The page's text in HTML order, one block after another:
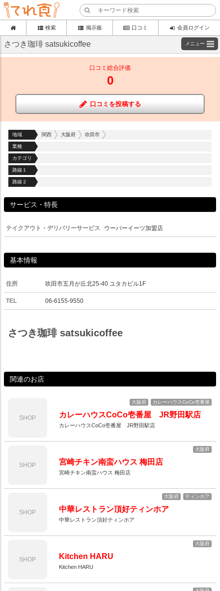
検索 掲示板 口コミ 会員ログイン
さつき珈琲 satsukicoffee メニュー
口コミ総合評価
0
口コミを投稿する
地域 関西 大阪府 吹田市
業種
カテゴリ
路線１
路線２
サービス・特長
テイクアウト・デリバリーサービス ウーバーイーツ加盟店
基本情報
住所 吹田市五月が丘北25-40 ユタカビル1F
TEL 06-6155-9550
さつき珈琲 satsukicoffee
関連のお店
SHOP
大阪府 カレーハウスCoCo壱番屋
カレーハウスCoCo壱番屋 JR野田駅店
カレーハウスCoCo壱番屋 JR野田駅店
SHOP
大阪府
宮崎チキン南蛮ハウス 梅田店
宮崎チキン南蛮ハウス 梅田店
SHOP
大阪府 ティンホア
中華レストラン頂好ティンホア
中華レストラン頂好ティンホア
SHOP
大阪府
Kitchen HARU
Kitchen HARU